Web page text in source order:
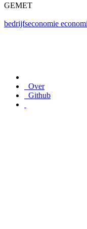
GEMET
bedrijfseconomie
Over
Github